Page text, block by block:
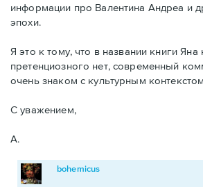
информации про Валентина Андреа и
эпохи.
Я это к тому, что в названии книги Яна
претенциозного нет, современный
очень знаком с культурным
С уважением,
А.
bohemicus